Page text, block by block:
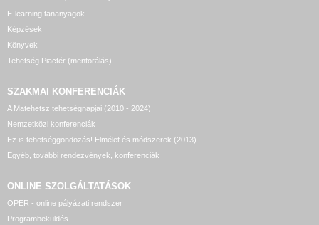
E-learning tananyagok
Képzések
Könyvek
Tehetség Piactér (mentorálás)
SZAKMAI KONFERENCIÁK
A Matehetsz tehetségnapjai (2010 - 2024)
Nemzetközi konferenciák
Ez is tehetséggondozás! Elmélet és módszerek (2013)
Egyéb, további rendezvények, konferenciák
ONLINE SZOLGÁLTATÁSOK
OPER - online pályázati rendszer
Programbeküldés